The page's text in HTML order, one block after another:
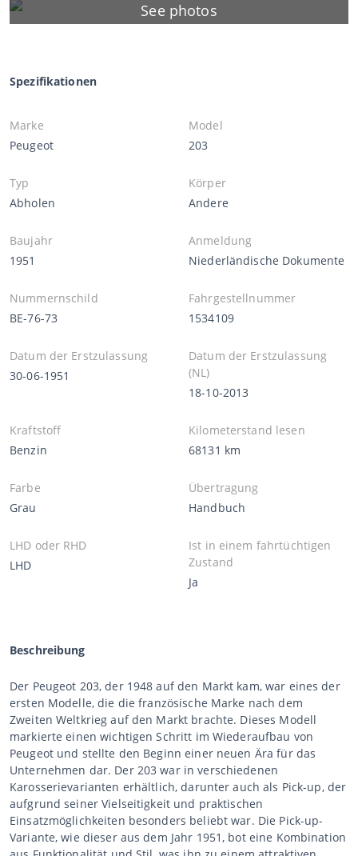
See photos
Spezifikationen
Marke
Peugeot
Model
203
Typ
Abholen
Körper
Andere
Baujahr
1951
Anmeldung
Niederländische Dokumente
Nummernschild
BE-76-73
Fahrgestellnummer
1534109
Datum der Erstzulassung
30-06-1951
Datum der Erstzulassung
(NL)
18-10-2013
Kraftstoff
Benzin
Kilometerstand lesen
68131 km
Farbe
Grau
Übertragung
Handbuch
LHD oder RHD
LHD
Ist in einem fahrtüchtigen
Zustand
Ja
Beschreibung
Der Peugeot 203, der 1948 auf den Markt kam, war eines der
ersten Modelle, die die französische Marke nach dem
Zweiten Weltkrieg auf den Markt brachte. Dieses Modell
markierte einen wichtigen Schritt im Wiederaufbau von
Peugeot und stellte den Beginn einer neuen Ära für das
Unternehmen dar. Der 203 war in verschiedenen
Karosserievarianten erhältlich, darunter auch als Pick-up, der
aufgrund seiner Vielseitigkeit und praktischen
Einsatzmöglichkeiten besonders beliebt war. Die Pick-up-
Variante, wie dieser aus dem Jahr 1951, bot eine Kombination